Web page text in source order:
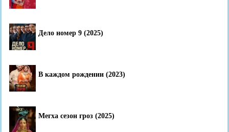
Дело номер 9 (2025)
В каждом рождении (2023)
Мегха сезон гроз (2025)